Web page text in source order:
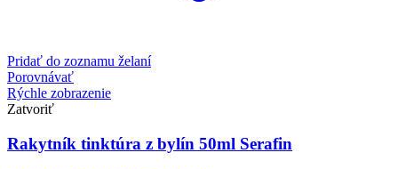
Pridať do zoznamu želaní
Porovnávať
Rýchle zobrazenie
Zatvoriť
Rakytník tinktúra z bylín 50ml Serafin